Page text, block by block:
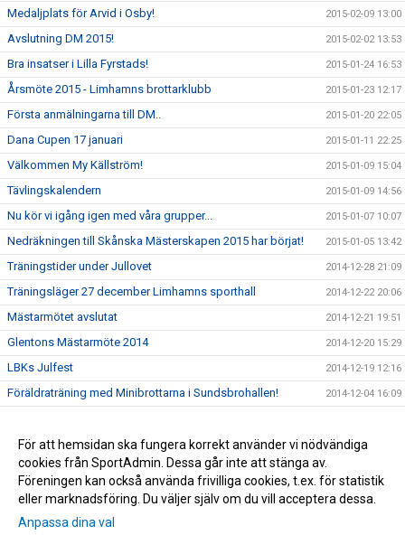
Medaljplats för Arvid i Osby! 2015-02-09 13:00
Avslutning DM 2015! 2015-02-02 13:53
Bra insatser i Lilla Fyrstads! 2015-01-24 16:53
Årsmöte 2015 - Limhamns brottarklubb 2015-01-23 12:17
Första anmälningarna till DM.. 2015-01-20 22:05
Dana Cupen 17 januari 2015-01-11 22:25
Välkommen My Källström! 2015-01-09 15:04
Tävlingskalendern 2015-01-09 14:56
Nu kör vi igång igen med våra grupper... 2015-01-07 10:07
Nedräkningen till Skånska Mästerskapen 2015 har börjat! 2015-01-05 13:42
Träningstider under Jullovet 2014-12-28 21:09
Träningsläger 27 december Limhamns sporthall 2014-12-22 20:06
Mästarmötet avslutat 2014-12-21 19:51
Glentons Mästarmöte 2014 2014-12-20 15:29
LBKs Julfest 2014-12-19 12:16
Föräldraträning med Minibrottarna i Sundsbrohallen! 2014-12-04 16:09
Loggan sitter på plats i träningshallen 2014-11-04 10:35
Hopp & lek har startat i Sundsbrohallen, Bunkeflo 2014-08-25 14:02
För att hemsidan ska fungera korrekt använder vi nödvändiga
cookies från SportAdmin. Dessa går inte att stänga av.
Föreningen kan också använda frivilliga cookies, t.ex. för statistik
eller marknadsföring. Du väljer själv om du vill acceptera dessa.
Anpassa dina val